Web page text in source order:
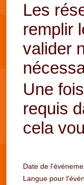
Les
remplir
valider
Une
requis
cela
Date de
Langue pour